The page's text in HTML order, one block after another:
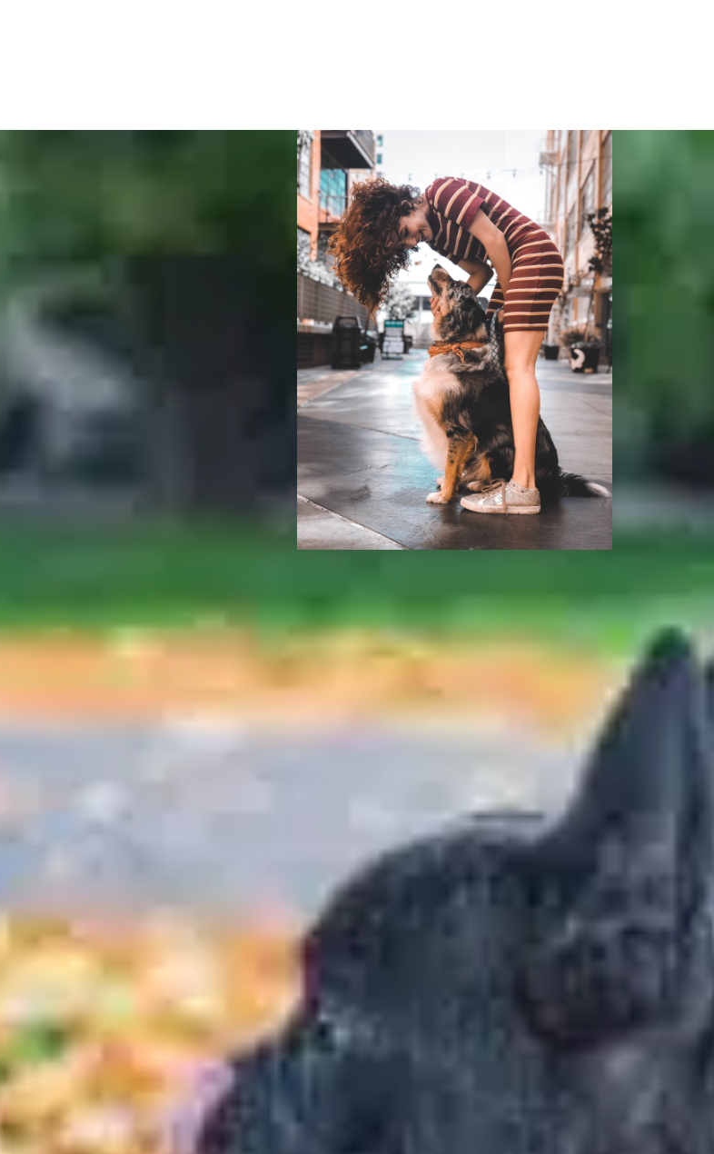
Por que meu cão
esfrega o rosto em
mim?
Se o seu cão acaricia ou esfrega o rosto em
você, é natural que você se pergunte sobre
as razões por trás desse comportamento.
Essa ação comum pode se originar de várias
motivações, e reconhecê-las pode melhorar
seu relacionamento com seu amigo peludo.
Carinho e atenção Uma das principais razões
pelas quais os cães esfregam…
Find out more
ambiente amoroso